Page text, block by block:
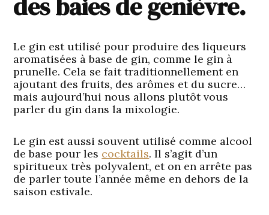
Le gin est utilisé pour produire des liqueurs
aromatisées à base de gin, comme le gin à
prunelle. Cela se fait traditionnellement en
ajoutant des fruits, des arômes et du sucre…
mais aujourd’hui nous allons plutôt vous
parler du gin dans la mixologie.
Le gin est aussi souvent utilisé comme alcool
de base pour les cocktails. Il s’agit d’un
spiritueux très polyvalent, et on en arrête pas
de parler toute l’année même en dehors de la
saison estivale.